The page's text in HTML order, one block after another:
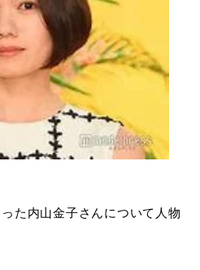
た内山金子さんについて人物